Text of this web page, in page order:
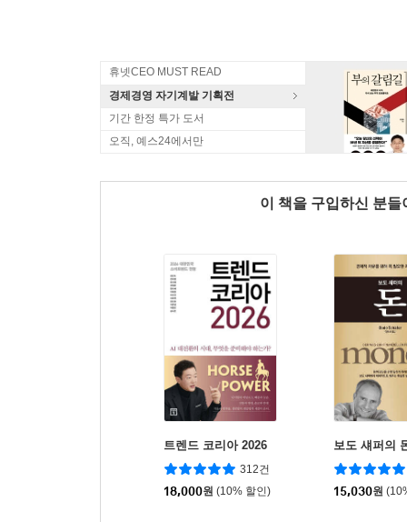
휴넷CEO MUST READ
경제경영 자기계발 기획전
기간 한정 특가 도서
오직, 예스24에서만
이 책을 구입하신 분
트렌드 코리아 2026
312건
18,000원 (10% 할인)
보도 섀퍼의
15,030원